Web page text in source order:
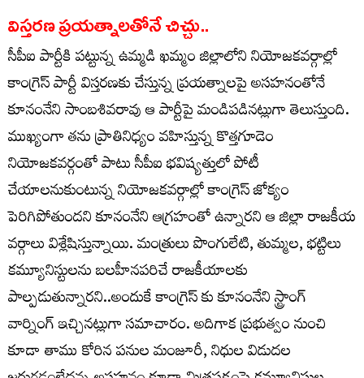
విస్తరణ ప్రయత్నాలతోనే చిచ్చు..
సీపీఐ పార్టీకి పట్టున్న ఉమ్మడి ఖమ్మం జిల్లాలోని నియోజకవర్గాల్లో
కాంగ్రెస్ పార్టీ విస్తరణకు చేస్తున్న ప్రయత్నాలపై అసహనంతోనే
కూనంనేని సాంబశివరావు ఆ పార్టీపై మండిపడినట్లుగా తెలుస్తుంది.
ముఖ్యంగా తను ప్రాతినిధ్యం వహిస్తున్న కొత్తగూడెం
నియోజకవర్గంతో పాటు సీపీఐ భవిష్యత్తులో పోటీ
చేయాలనుకుంటున్న నియోజకవర్గాల్లో కాంగ్రెస్ జోక్యం
పెరిగిపోతుందని కూనంనేని ఆగ్రహంతో ఉన్నారని ఆ జిల్లా రాజకీయ
వర్గాలు విశ్లేషిస్తున్నాయి. మంత్రులు పొంగులేటి, తుమ్మల, భట్టిలు
కమ్యూనిస్టులను బలహీనపరిచే రాజకీయాలకు
పాల్పడుతున్నారని..అందుకే కాంగ్రెస్ కు కూనంనేని స్ట్రాంగ్
వార్నింగ్ ఇచ్చినట్లుగా సమాచారం. అదిగాక ప్రభుత్వం నుంచి
కూడా తాము కోరిన పనుల మంజూరీ, నిధుల విడుదల